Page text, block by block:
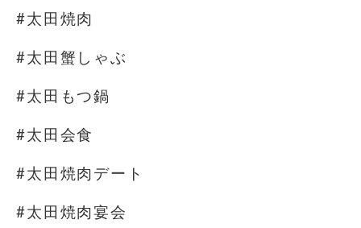
#太田焼肉
#太田蟹しゃぶ
#太田もつ鍋
#太田会食
#太田焼肉デート
#太田焼肉宴会